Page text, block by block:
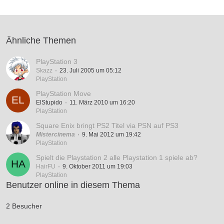
Ähnliche Themen
PlayStation 3
Skazz
23. Juli 2005 um 05:12
PlayStation
PlayStation Move
ElStupido
11. März 2010 um 16:20
PlayStation
Square Enix bringt PS2 Titel via PSN auf PS3
Mistercinema
9. Mai 2012 um 19:42
PlayStation
Spielt die Playstation 2 alle Playstation 1 spiele ab?
HairFU
9. Oktober 2011 um 19:03
PlayStation
Benutzer online in diesem Thema
2 Besucher